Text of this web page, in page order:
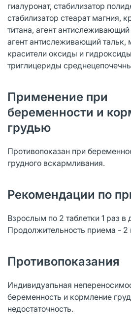
гиалуронат, стабилизатор
стабилизатор стеарат магния,
титана, агент
агент антислеживающий тальк,
красители оксиды и
триглицериды
Применение при
беременности и
грудью
Противопоказан при
грудного вскармливания.
Рекомендации по
Взрослым по 2 таблетки 1 раз
Продолжительность приема - 2
Противопоказания
Индивидуапьная
беременность и кормление
недостаточность.